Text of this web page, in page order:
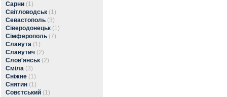
Сарни (1)
Світловодськ (1)
Севастополь (3)
Сіверодонецьк (1)
Сімферополь (7)
Славута (1)
Славутич (2)
Слов'янськ (2)
Сміла (3)
Сніжне (1)
Снятин (1)
Совєтський (1)